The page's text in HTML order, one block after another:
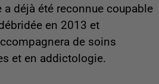
a déjà été reconnue coupable
en 2013 et
de soins
et en addictologie.